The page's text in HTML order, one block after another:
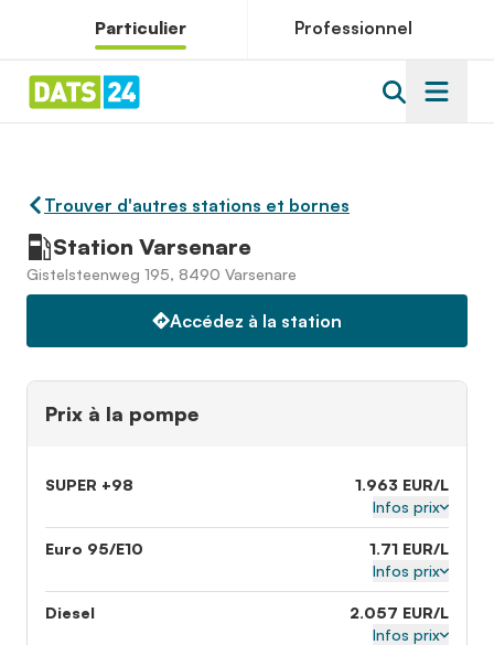
Particulier Professionnel
Trouver d'autres stations et bornes
Station Varsenare
Gistelsteenweg 195, 8490 Varsenare
Accédez à la station
Prix à la pompe
SUPER +98
1.963 EUR/L
Infos prix
Euro 95/E10
1.71 EUR/L
Infos prix
Diesel
2.057 EUR/L
Infos prix